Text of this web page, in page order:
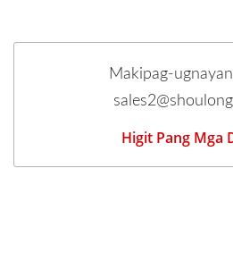
Makipag-
Higit Pang Mga